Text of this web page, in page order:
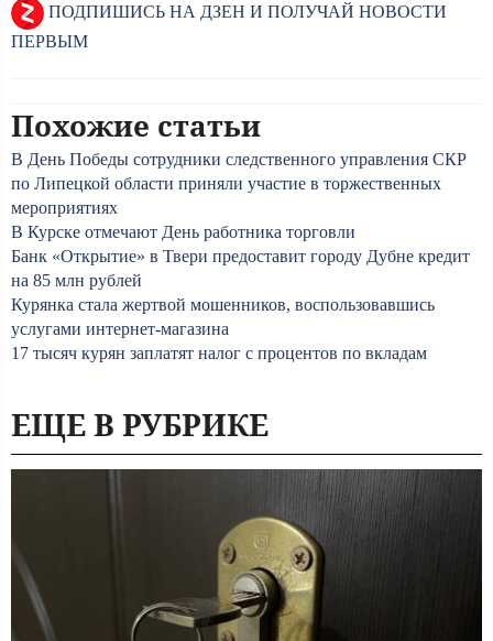
ПОДПИШИСЬ НА ДЗЕН И ПОЛУЧАЙ НОВОСТИ
ПЕРВЫМ
Похожие статьи
В День Победы сотрудники следственного управления СКР
по Липецкой области приняли участие в торжественных
мероприятиях
В Курске отмечают День работника торговли
Банк «Открытие» в Твери предоставит городу Дубне кредит
на 85 млн рублей
Курянка стала жертвой мошенников, воспользовавшись
услугами интернет-магазина
17 тысяч курян заплатят налог с процентов по вкладам
ЕЩЕ В РУБРИКЕ